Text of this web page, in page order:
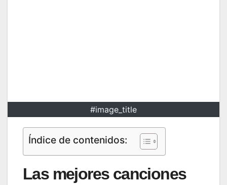
#image_title
Índice de contenidos:
Las mejores canciones